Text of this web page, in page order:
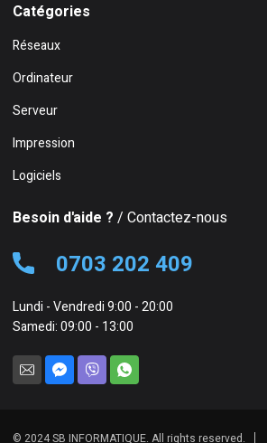
Catégories
Réseaux
Ordinateur
Serveur
Impression
Logiciels
Besoin d'aide ? / Contactez-nous
0703 202 409
Lundi - Vendredi 9:00 - 20:00
Samedi: 09:00 - 13:00
© 2024 SB INFORMATIQUE. All rights reserved.